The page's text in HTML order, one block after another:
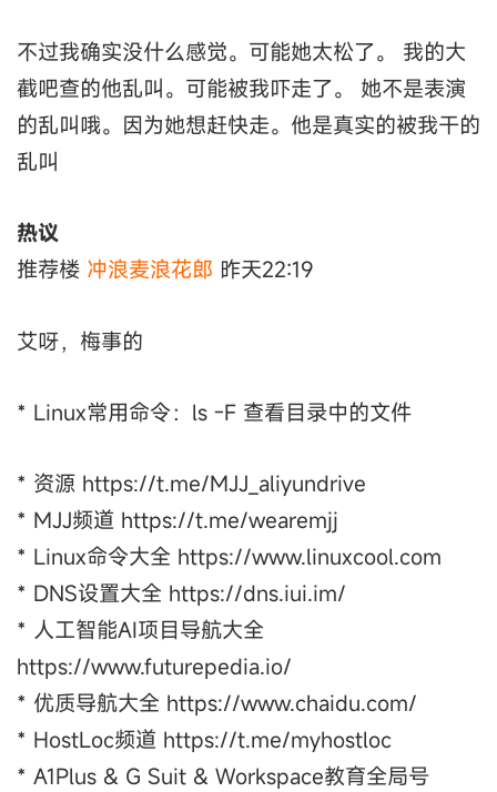
不过我确实没什么感觉。可能她太松了。 我的大
截吧查的他乱叫。可能被我吓走了。 她不是表演
的乱叫哦。因为她想赶快走。他是真实的被我干的
乱叫
热议
推荐楼 冲浪麦浪花郎 昨天22:19
艾呀，梅事的
* Linux常用命令：ls -F 查看目录中的文件
* 资源 https://t.me/MJJ_aliyundrive
* MJJ频道 https://t.me/wearemjj
* Linux命令大全 https://www.linuxcool.com
* DNS设置大全 https://dns.iui.im/
* 人工智能AI项目导航大全
https://www.futurepedia.io/
* 优质导航大全 https://www.chaidu.com/
* HostLoc频道 https://t.me/myhostloc
* A1Plus & G Suit & Workspace教育全局号